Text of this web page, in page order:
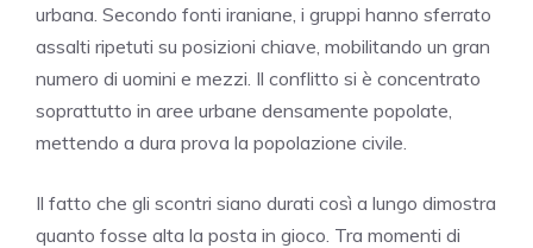
urbana. Secondo fonti iraniane, i gruppi hanno sferrato
assalti ripetuti su posizioni chiave, mobilitando un gran
numero di uomini e mezzi. Il conflitto si è concentrato
soprattutto in aree urbane densamente popolate,
mettendo a dura prova la popolazione civile.
Il fatto che gli scontri siano durati così a lungo dimostra
quanto fosse alta la posta in gioco. Tra momenti di